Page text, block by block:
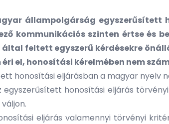
állampolgárság egyszerűsített
kommunikációs szinten értse és
feltett egyszerű kérdésekre
el, honosítási kérelmében nem
honosítási eljárásban a magyar
honosítási eljárás
eljárás valamennyi törvényi